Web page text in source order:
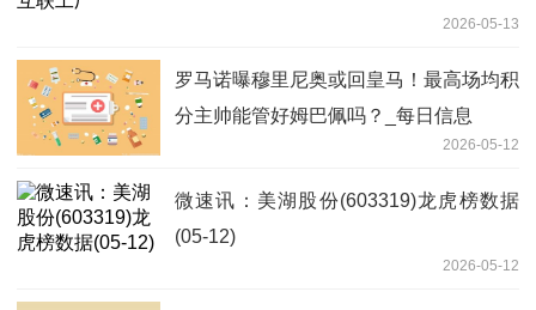
2026-05-13
罗马诺曝穆里尼奥或回皇马！最高场均积
分主帅能管好姆巴佩吗？_每日信息
2026-05-12
微速讯：美湖股份(603319)龙虎榜数据
(05-12)
2026-05-12